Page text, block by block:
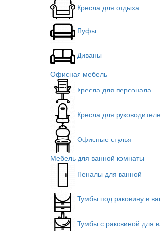
Кресла для отдыха
Пуфы
Диваны
Офисная мебель
Кресла для персонала
Кресла для
Офисные стулья
Мебель для ванной комнаты
Пеналы для ванной
Тумбы под раковину в
Тумбы с раковиной для